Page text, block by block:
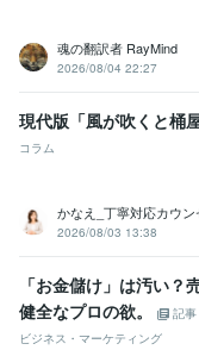
その他ツール
話し相手・お悩み相談:10
得意分野
悩み相談・カウンセリング
学習指導・資格・キャ
コーチング 教育
英語 日常会話レベル
魂の翻訳者 RayMind
2026/08/04 22:27
現代版「風が吹くと桶
コラム
かなえ_丁寧対応カウ
2026/08/03 13:38
「お金儲け」は汚い？
健全なプロの欲。
記事
ビジネス・マーケティング